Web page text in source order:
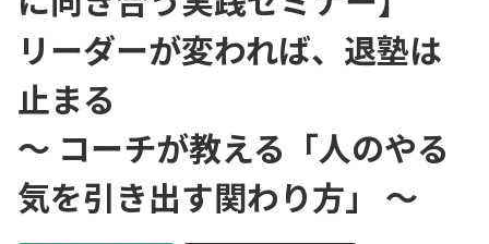
お問い合わせ
リーダーが変われば、退塾は
止まる
〜 コーチが教える「人のやる
気を引き出す関わり方」 〜